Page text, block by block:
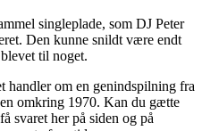
singleplade, som DJ Peter
Den kunne snildt være endt
til noget.
handler om en genindspilning fra
omkring 1970. Kan du gætte
svaret her på siden og på